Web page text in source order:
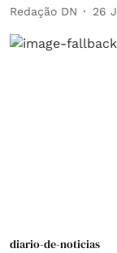
Redação DN 26
diario-de-noticias